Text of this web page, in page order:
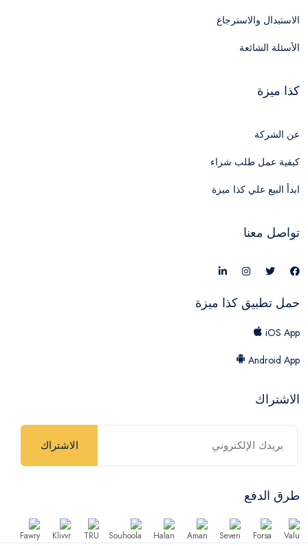
الاستبدال والاسترجاع
الأسئلة الشائعة
كذا ميزة
عن الشركة
كيفية عمل طلب شراء
ابدأ البيع علي كذا ميزة
تواصل معنا
حمل تطبيق كذا ميزة
iOS App
Android App
الاشتراك
الاشتراك
طرق الدفع